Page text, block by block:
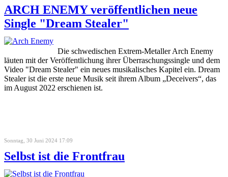
ARCH ENEMY veröffentlichen neue
Single "Dream Stealer"
Die schwedischen Extrem-Metaller Arch Enemy
läuten mit der Veröffentlichung ihrer Überraschungssingle und dem
Video "Dream Stealer" ein neues musikalisches Kapitel ein. Dream
Stealer ist die erste neue Musik seit ihrem Album „Deceivers“, das
im August 2022 erschienen ist.
Sonntag, 30 Juni 2024 17:09
Selbst ist die Frontfrau